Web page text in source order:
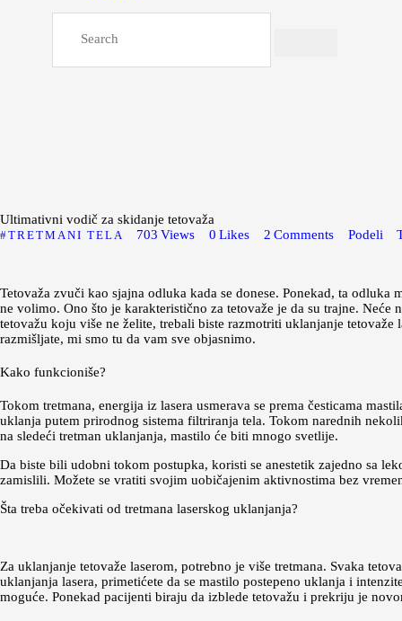
Ultimativni vodič za skidanje tetovaža
TRETMANI TELA 703 Views 0 Likes 2 Comments Podeli
Tetovaža zvuči kao sjajna odluka kada se donese. Ponekad, ta
ne volimo. Ono što je karakteristično za tetovaže je da su trajne. Neće
tetovažu koju više ne želite, trebali biste razmotriti uklanjanje
razmišljate, mi smo tu da vam sve objasnimo.
Kako funkcioniše?
Tokom tretmana, energija iz lasera usmerava se prema česticama
uklanja putem prirodnog sistema filtriranja tela. Tokom narednih
na sledeći tretman uklanjanja, mastilo će biti mnogo svetlije.
Da biste bili udobni tokom postupka, koristi se anestetik zajedno sa
zamislili. Možete se vratiti svojim uobičajenim aktivnostima bez
Šta treba očekivati od tretmana laserskog uklanjanja?
Za uklanjanje tetovaže laserom, potrebno je više tretmana. Svaka
uklanjanja lasera, primetićete da se mastilo postepeno uklanja i
moguće. Ponekad pacijenti biraju da izblede tetovažu i prekriju je